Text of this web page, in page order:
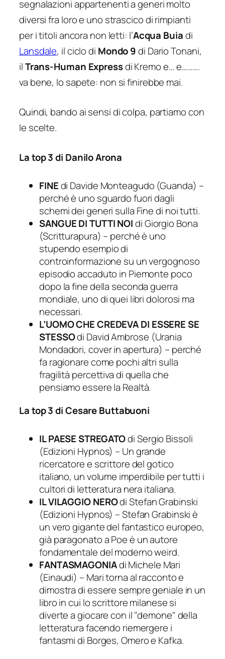
segnalazioni appartenenti a generi molto
diversi fra loro e uno strascico di rimpianti
per i titoli ancora non letti: l’Acqua Buiadi
Lansdale, il ciclo di Mondo 9di Dario Tonani,
ilTrans-Human Expressdi Kremo e… e……….
va bene, lo sapete: non si finirebbe mai.
Quindi, bando ai sensi di colpa, partiamo con
le scelte.
La top 3 di Danilo Arona
FINEdi Davide Monteagudo (Guanda) –
perché è uno sguardo fuori dagli
schemi dei generi sulla Fine di noi tutti.
SANGUE DI TUTTI NOIdi Giorgio Bona
(Scritturapura) – perché è uno
stupendo esempio di
controinformazione su un vergognoso
episodio accaduto in Piemonte poco
dopo la fine della seconda guerra
mondiale, uno di quei libri dolorosi ma
necessari.
L’UOMO CHE CREDEVA DI ESSERE SE
STESSOdi David Ambrose (Urania
Mondadori, cover in apertura) – perché
fa ragionare come pochi altri sulla
fragilità percettiva di quella che
pensiamo essere la Realtà.
La top 3 di Cesare Buttabuoni
IL PAESE STREGATOdi Sergio Bissoli
(Edizioni Hypnos) – Un grande
ricercatore e scrittore del gotico
italiano, un volume imperdibile per tutti i
cultori di letteratura nera italiana.
IL VILAGGIO NEROdi Stefan Grabinski
(Edizioni Hypnos) – Stefan Grabinski è
un vero gigante del fantastico europeo,
già paragonato a Poe è un autore
fondamentale del moderno weird.
FANTASMAGONIAdi Michele Mari
(Einaudi) – Mari torna al racconto e
dimostra di essere sempre geniale in un
libro in cui lo scrittore milanese si
diverte a giocare con il "demone" della
letteratura facendo riemergere i
fantasmi di Borges, Omero e Kafka.